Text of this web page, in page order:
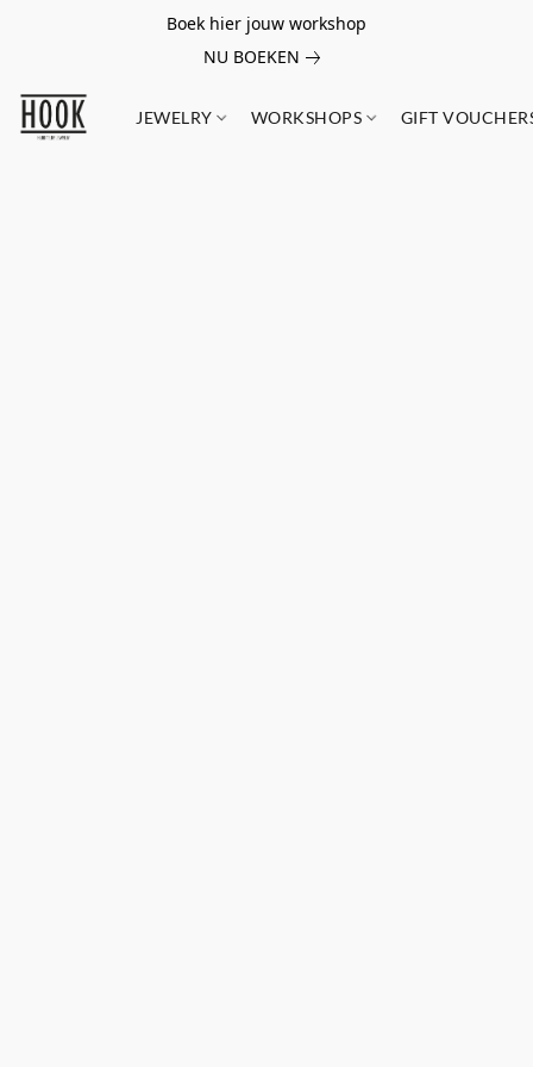
Boek hier jouw workshop
NU BOEKEN
JEWELRY WORKSHOPS GIFT